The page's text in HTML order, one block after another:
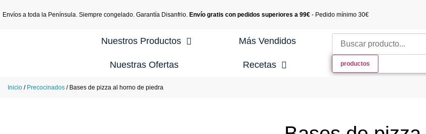
Envíos a toda la Península. Siempre congelado. Garantía Disanfrio. Envío gratis con pedidos superiores a 99€ - Pedido mínimo 30€
Nuestros Productos Más Vendidos
Nuestras Ofertas
Recetas
Recetas con Marisco
productos
Inicio / Precocinados / Bases de pizza al horno de piedra